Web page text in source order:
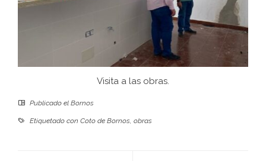
Visita a las obras.
Publicado el Bornos
Etiquetado con Coto de Bornos, obras